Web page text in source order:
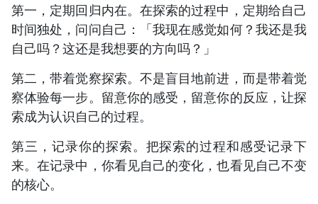
第一，定期回归内在。在探索的过程中，定期给自己
时间独处，问问自己：「我现在感觉如何？我还是我
自己吗？这还是我想要的方向吗？」
第二，带着觉察探索。不是盲目地前进，而是带着觉
察体验每一步。留意你的感受，留意你的反应，让探
索成为认识自己的过程。
第三，记录你的探索。把探索的过程和感受记录下
来。在记录中，你看见自己的变化，也看见自己不变
的核心。